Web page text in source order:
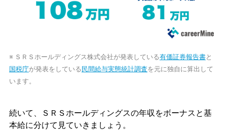
※ ＳＲＳホールディングス株式会社が発表している有価証券報告書と
国税庁が発表をしている 民間給与実態統計調査を元に独自に算出して
います。
続いて、ＳＲＳホールディングスの年収をボーナスと基
本給に分けて見ていきましょう。